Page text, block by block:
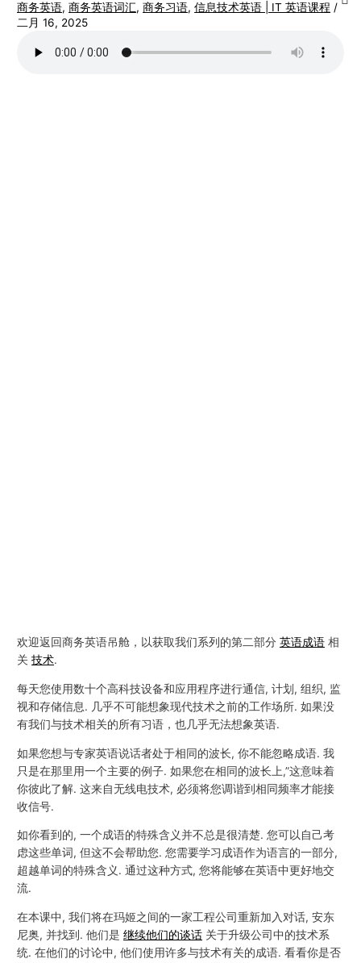
商务英语,商务英语词汇,商务习语,信息技术英语 | IT 英语课程 /
二月 16, 2025
欢迎返回商务英语吊舱，以获取我们系列的第二部分英语成语 相
关技术.
每天您使用数十个高科技设备和应用程序进行通信, 计划, 组织, 监
视和存储信息. 几乎不可能想象现代技术之前的工作场所. 如果没
有我们与技术相关的所有习语，也几乎无法想象英语.
如果您想与专家英语说话者处于相同的波长, 你不能忽略成语. 我
只是在那里用一个主要的例子. 如果您在相同的波长上,”这意味着
你彼此了解. 这来自无线电技术, 必须将您调谐到相同频率才能接
收信号.
如你看到的, 一个成语的特殊含义并不总是很清楚. 您可以自己考
虑这些单词, 但这不会帮助您. 您需要学习成语作为语言的一部分,
超越单词的特殊含义. 通过这种方式, 您将能够在英语中更好地交
流.
在本课中, 我们将在玛姬之间的一家工程公司重新加入对话, 安东
尼奥, 并找到. 他们是继续他们的谈话 关于升级公司中的技术系
统. 在他们的讨论中, 他们使用许多与技术有关的成语. 看看你是否